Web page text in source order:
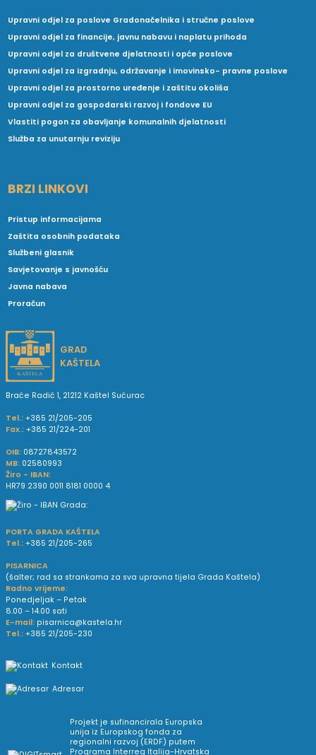
Upravni odjel za poslove Gradonačelnika i stručne poslove
Upravni odjel za financije, javnu nabavu i naplatu prihoda
Upravni odjel za društvene djelatnosti i opće poslove
Upravni odjel za izgradnju, održavanje i imovinsko- pravne poslove
Upravni odjel za prostorno uređenje i zaštitu okoliša
Upravni odjel za gospodarski razvoj i fondove EU
Vlastiti pogon za obavljanje komunalnih djelatnosti
Služba za unutarnju reviziju
BRZI LINKOVI
Pristup informacijama
Zaštita osobnih podataka
Službeni glasnik
Savjetovanje s javnošću
Javna nabava
Proračun
GRAD
KAŠTELA
Braće Radić 1, 21212 Kaštel Sućurac
Tel.: +385 21/205-205
Fax.: +385 21/224-201
OIB: 08727843572
MB: 02580993
Žiro - IBAN:
HR79 2390 0011 8181 0000 4
PORTA GRADA KAŠTELA
Tel.: +385 21/205-265
PISARNICA
(šalter; rad sa strankama za sva upravna tijela Grada Kaštela)
Radno vrijeme:
Ponedjeljak – Petak
8.00 – 14.00 sati
E-mail: pisarnica@kastela.hr
Tel.: +385 21/205-230
Kontakt
Adresar
Projekt je sufinancirala Europska
unija iz Europskog fonda za
regionalni razvoj (ERDF) putem
Programa Interreg Italija-Hrvatska